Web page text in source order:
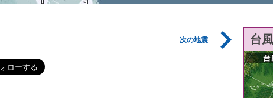
次の地震 台